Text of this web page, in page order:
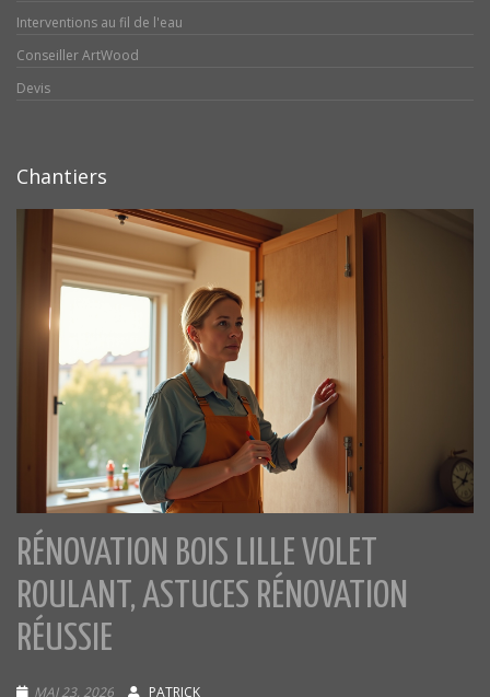
Interventions au fil de l'eau
Conseiller ArtWood
Devis
Chantiers
RÉNOVATION BOIS LILLE VOLET
ROULANT, ASTUCES RÉNOVATION
RÉUSSIE
MAI 23, 2026 PATRICK